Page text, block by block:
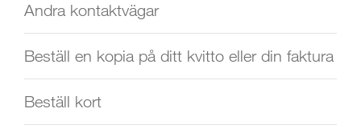
Andra kontaktvägar
Beställ en kopia på ditt kvitto eller din faktura
Beställ kort